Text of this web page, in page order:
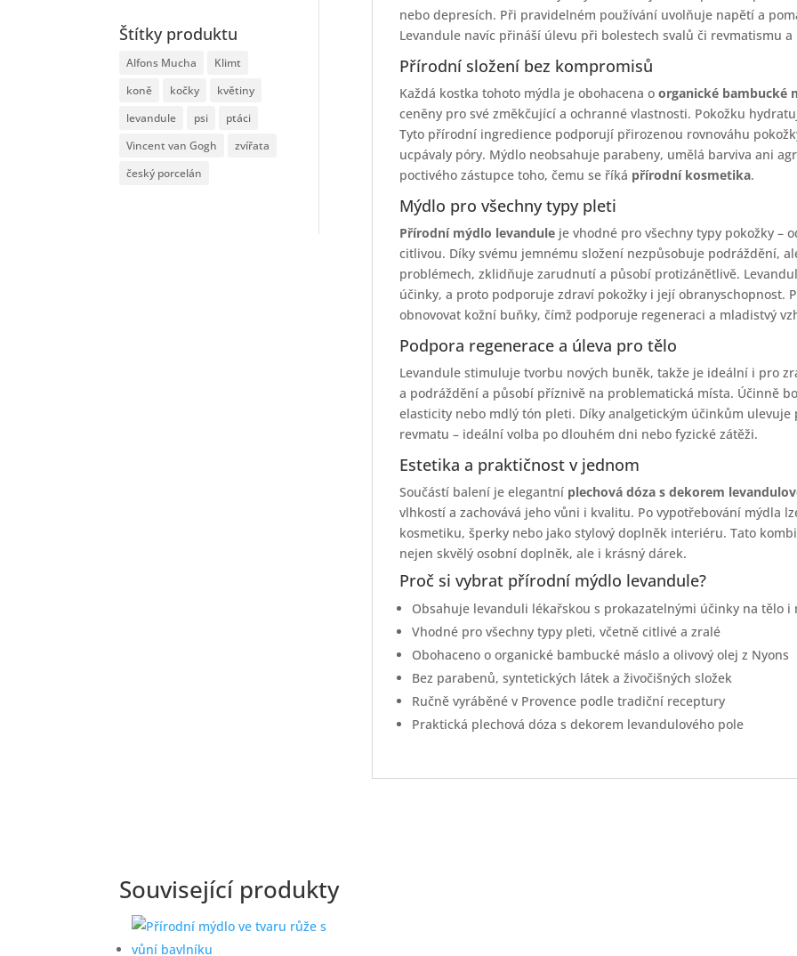
Štítky produktu
Alfons Mucha
Klimt
koně
kočky
květiny
levandule
psi
ptáci
Vincent van Gogh
zvířata
český porcelán
nebo depresích. Při pravidelném používání uvolňuje napětí a
Levandule navíc přináší úlevu při bolestech svalů či revmatismu
Přírodní složení bez kompromisů
Každá kostka tohoto mýdla je obohacena o organické bambucké
ceněny pro své změkčující a ochranné vlastnosti. Pokožku
Tyto přírodní ingredience podporují přirozenou rovnováhu
ucpávaly póry. Mýdlo neobsahuje parabeny, umělá barviva ani
poctivého zástupce toho, čemu se říká přírodní kosmetika.
Mýdlo pro všechny typy pleti
Přírodní mýdlo levanduleje vhodné pro všechny typy pokožky –
citlivou. Díky svému jemnému složení nezpůsobuje podráždění,
problémech, zklidňuje zarudnutí a působí protizánětlivě.
účinky, a proto podporuje zdraví pokožky i její obranyschopnost.
obnovovat kožní buňky, čímž podporuje regeneraci a mladistvý
Podpora regenerace a úleva pro tělo
Levandule stimuluje tvorbu nových buněk, takže je ideální i pro
a podráždění a působí příznivě na problematická místa. Účinně
elasticity nebo mdlý tón pleti. Díky analgetickým účinkům
revmatu – ideální volba po dlouhém dni nebo fyzické zátěži.
Estetika a praktičnost v jednom
Součástí balení je elegantní plechová dóza s dekorem
vlhkostí a zachovává jeho vůni i kvalitu. Po vypotřebování mýdla
kosmetiku, šperky nebo jako stylový doplněk interiéru. Tato
nejen skvělý osobní doplněk, ale i krásný dárek.
Proč si vybrat přírodní mýdlo levandule?
Obsahuje levanduli lékařskou s prokazatelnými účinky na tělo i
Vhodné pro všechny typy pleti, včetně citlivé a zralé
Obohaceno o organické bambucké máslo a olivový olej z Nyons
Bez parabenů, syntetických látek a živočišných složek
Ručně vyráběné v Provence podle tradiční receptury
Praktická plechová dóza s dekorem levandulového pole
Související produkty